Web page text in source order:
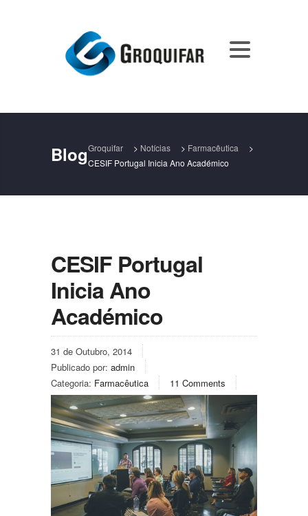
BlogGroquifar > Notícias > Farmacêutica
>
CESIF Portugal Inicia Ano Académico
CESIF Portugal
Inicia Ano
Académico
31 de Outubro, 2014
Publicado por: admin
Categoria: Farmacêutica 11 Comments